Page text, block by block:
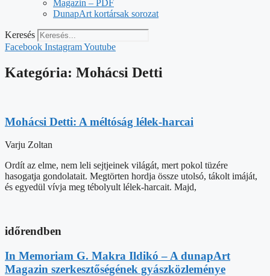
Magazin – PDF
DunapArt kortársak sorozat
Keresés
Facebook InstagramYoutube
Kategória: Mohácsi Detti
Mohácsi Detti: A méltóság lélek-harcai
Varju Zoltan
Ordít az elme, nem leli sejtjeinek világát, mert pokol tüzére
hasogatja gondolatait. Megtörten hordja össze utolsó, tákolt imáját,
és egyedül vívja meg tébolyult lélek-harcait. Majd,
időrendben
In Memoriam G. Makra Ildikó – A dunapArt
Magazin szerkesztőségének gyászközleménye